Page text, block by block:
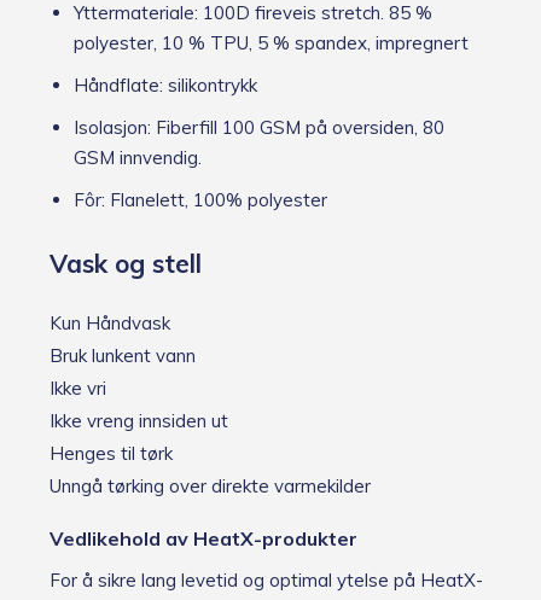
Yttermateriale: 100D fireveis stretch. 85 %
polyester, 10 % TPU, 5 % spandex, impregnert
Håndflate: silikontrykk
Isolasjon: Fiberfill 100 GSM på oversiden, 80
GSM innvendig.
Fôr: Flanelett, 100% polyester
Vask og stell
Kun Håndvask
Bruk lunkent vann
Ikke vri
Ikke vreng innsiden ut
Henges til tørk
Unngå tørking over direkte varmekilder
Vedlikehold av HeatX-produkter
For å sikre lang levetid og optimal ytelse på HeatX-